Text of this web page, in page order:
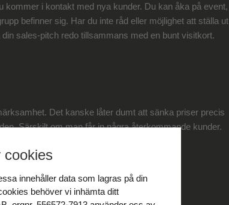
i kontakt med nya kunder. Du kan åka på event,
befinner sig. Har du inte råd eller möjlighet att ställa ut
sales-pitch redo tillsammans med en bunt visitkort.
Det kanske låter dumt att sänka priser precis
Särskilt om man får in några återkommande kunder.
cookies
innehåller data som lagras på din
behöver vi inhämta ditt